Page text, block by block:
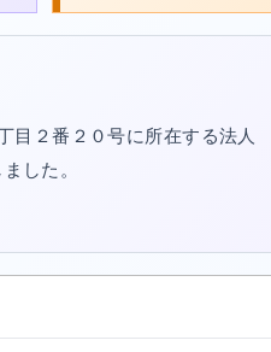
目２番２０号に所在する法人
した。